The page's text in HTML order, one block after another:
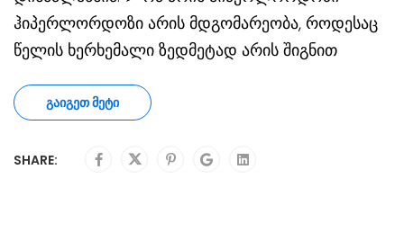
ჰიპერლორდოზი არის მდგომარეობა, როდესაც
წელის ხერხემალი ზედმეტად არის შიგნით
ᲒᲐᲘᲒᲔᲗ ᲛᲔᲢᲘ
SHARE: